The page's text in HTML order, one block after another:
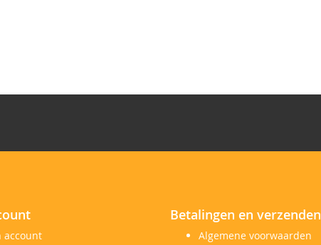
account
Betalingen en verzenden
Algemene voorwaarden